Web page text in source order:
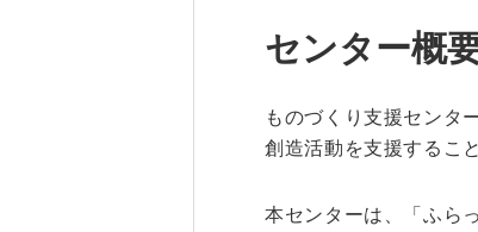
センター概
ものづくり支援センタ
創造活動を支援するこ
本センターは、「ふら